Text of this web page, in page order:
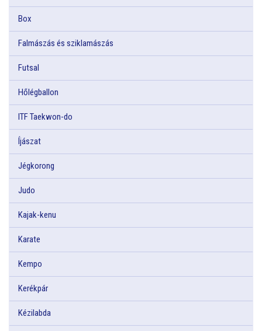
Box
Falmászás és sziklamászás
Futsal
Hőlégballon
ITF Taekwon-do
Íjászat
Jégkorong
Judo
Kajak-kenu
Karate
Kempo
Kerékpár
Kézilabda